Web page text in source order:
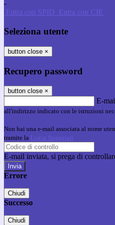
-
Entra con SPID Entra con CIE
Seleziona utente
button close ×
Recupero password
button close ×
E-
all'indirizzo indicato con le istruzioni
Non hai una e-mail associata al nome
tramite la Login Spaggiari
E-mail inviata, si prega di
Errore
Chiudi
Successo
Chiudi